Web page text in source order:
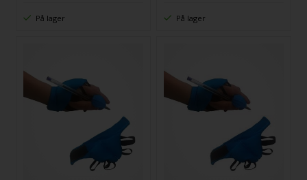
På lager På lager